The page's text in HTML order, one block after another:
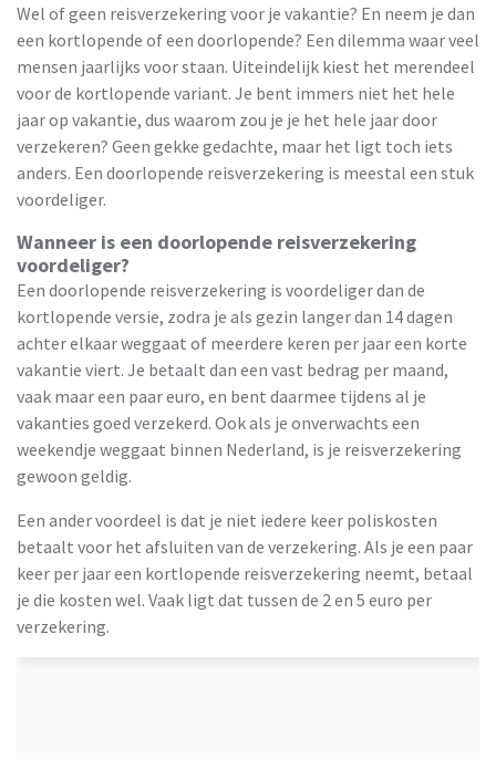
Wel of geen reisverzekering voor je vakantie? En neem je dan
een kortlopende of een doorlopende? Een dilemma waar veel
mensen jaarlijks voor staan. Uiteindelijk kiest het merendeel
voor de kortlopende variant. Je bent immers niet het hele
jaar op vakantie, dus waarom zou je je het hele jaar door
verzekeren? Geen gekke gedachte, maar het ligt toch iets
anders. Een doorlopende reisverzekering is meestal een stuk
voordeliger.
Wanneer is een doorlopende reisverzekering
voordeliger?
Een doorlopende reisverzekering is voordeliger dan de
kortlopende versie, zodra je als gezin langer dan 14 dagen
achter elkaar weggaat of meerdere keren per jaar een korte
vakantie viert. Je betaalt dan een vast bedrag per maand,
vaak maar een paar euro, en bent daarmee tijdens al je
vakanties goed verzekerd. Ook als je onverwachts een
weekendje weggaat binnen Nederland, is je reisverzekering
gewoon geldig.
Een ander voordeel is dat je niet iedere keer poliskosten
betaalt voor het afsluiten van de verzekering. Als je een paar
keer per jaar een kortlopende reisverzekering neemt, betaal
je die kosten wel. Vaak ligt dat tussen de 2 en 5 euro per
verzekering.